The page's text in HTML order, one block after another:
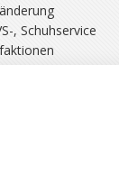
, Schuhservice